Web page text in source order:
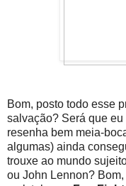
Bom, posto todo esse
salvação? Será que
resenha bem meia-
algumas) ainda
trouxe ao mundo
ou John Lennon?